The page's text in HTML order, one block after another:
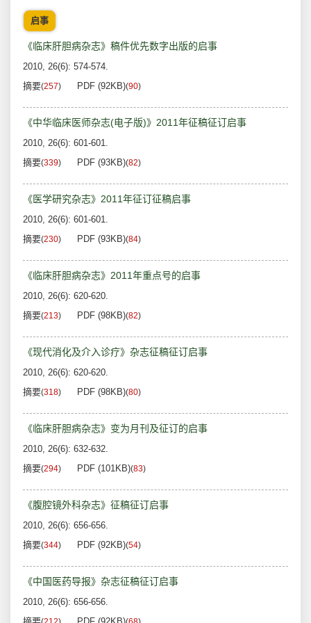
启事
《临床肝胆病杂志》稿件优先数字出版的启事
2010, 26(6): 574-574.
摘要(257) PDF (92KB)(90)
《中华临床医师杂志(电子版)》2011年征稿征订启事
2010, 26(6): 601-601.
摘要(339) PDF (93KB)(82)
《医学研究杂志》2011年征订征稿启事
2010, 26(6): 601-601.
摘要(230) PDF (93KB)(84)
《临床肝胆病杂志》2011年重点号的启事
2010, 26(6): 620-620.
摘要(213) PDF (98KB)(82)
《现代消化及介入诊疗》杂志征稿征订启事
2010, 26(6): 620-620.
摘要(318) PDF (98KB)(80)
《临床肝胆病杂志》变为月刊及征订的启事
2010, 26(6): 632-632.
摘要(294) PDF (101KB)(83)
《腹腔镜外科杂志》征稿征订启事
2010, 26(6): 656-656.
摘要(344) PDF (92KB)(54)
《中国医药导报》杂志征稿征订启事
2010, 26(6): 656-656.